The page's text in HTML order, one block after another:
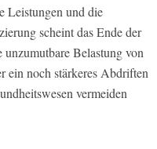
Leistungen und die
scheint das Ende der
unzumutbare Belastung von
ein noch stärkeres Abdriften
vermeiden